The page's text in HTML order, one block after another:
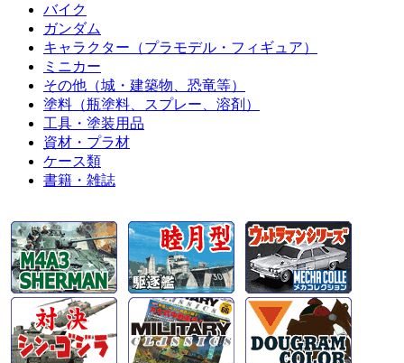
バイク
ガンダム
キャラクター（プラモデル・フィギュア）
ミニカー
その他（城・建築物、恐竜等）
塗料（瓶塗料、スプレー、溶剤）
工具・塗装用品
資材・プラ材
ケース類
書籍・雑誌